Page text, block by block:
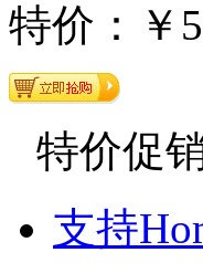
特价：￥
特价促
支持